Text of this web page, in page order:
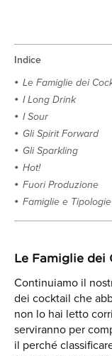
Indice
Le Famiglie dei
I Long Drink
I Sour
Gli Spirit Forward
Gli Sparkling
Hot!
Fuori Produzione
Famiglie e Tipologie
Le Famiglie dei
Continuiamo il
dei cocktail che
non lo hai letto
serviranno per
il perché